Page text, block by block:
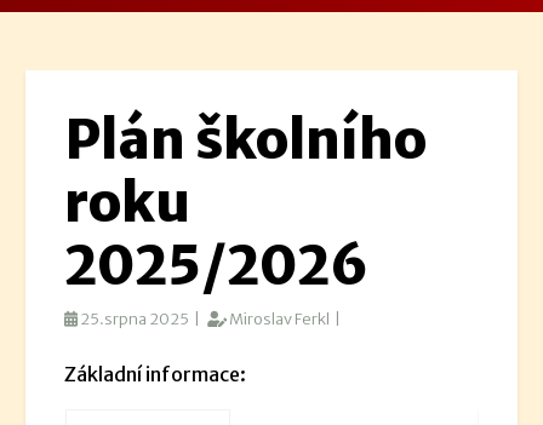
Plán školního
roku
2025/2026
25.srpna 2025 | Miroslav Ferkl |
Základní informace: